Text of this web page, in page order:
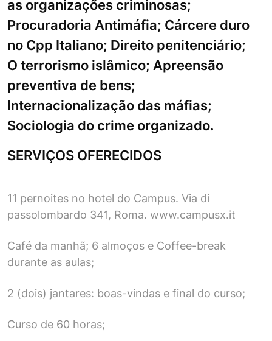
as organizações criminosas;
Procuradoria Antimáfia; Cárcere duro
no Cpp Italiano; Direito penitenciário;
O terrorismo islâmico; Apreensão
preventiva de bens;
Internacionalização das máfias;
Sociologia do crime organizado.
SERVIÇOS OFERECIDOS
11 pernoites no hotel do Campus. Via di
passolombardo 341, Roma. www.campusx.it
Café da manhã; 6 almoços e Coffee-break
durante as aulas;
2 (dois) jantares: boas-vindas e final do curso;
Curso de 60 horas;